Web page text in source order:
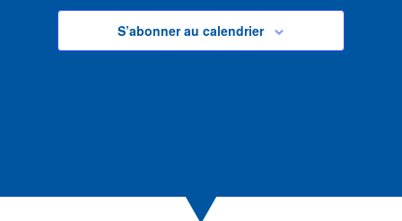
S’abonner au calendrier